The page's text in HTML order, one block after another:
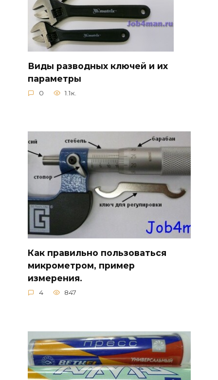
Виды разводных ключей и их
параметры
0 1.1к.
Как правильно пользоваться
микрометром, пример
измерения.
4 847